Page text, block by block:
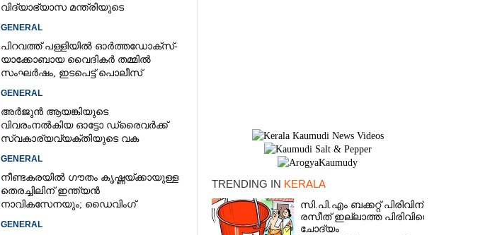
വിദ്യാഭ്യാസ മന്ത്രിയുടെ
GENERAL
പിറവത്ത് പള്ളിയിൽ ഓർത്തഡോക്സ്-
യാക്കോബായ വൈദികർ തമ്മിൽ
സംഘർഷം, ഇടപെട്ട് പൊലീസ്
GENERAL
അർജുൻ ആയങ്കിയുടെ
വിവരംനൽകിയ ഓട്ടോ ഡ്രൈവർക്ക്
സ്വകാര്യവ്യക്തിയുടെ വക
GENERAL
നീണ്ടകരയിൽ ഗൗതം കൃഷ്ണയ്ക്കായുള്ള
തെരച്ചിലിന് ഇന്ത്യൻ
നാവികസേനയും; ഡൈവിംഗ്
GENERAL
TRENDING IN KERALA
സി.പി.എം ബക്കറ്റ് പിരിവിന്:
രസീത് ഇല്ലാത്ത പിരിവിനെ
ചോദ്യം
×